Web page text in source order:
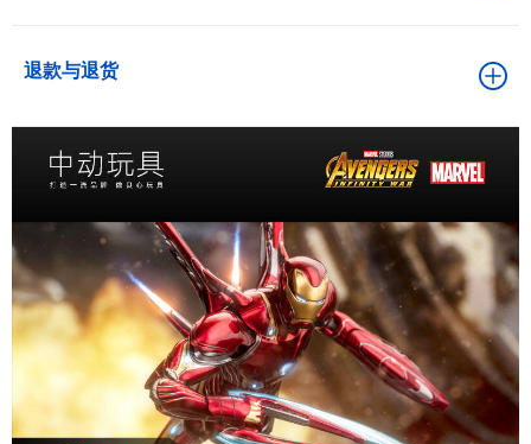
退款与退货